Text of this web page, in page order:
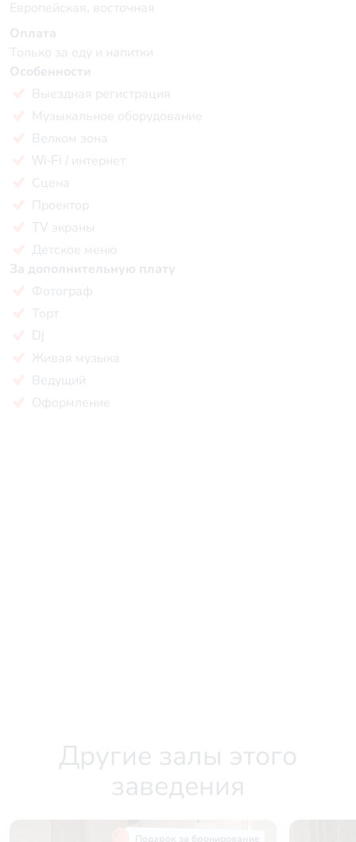
Европейская, восточная
Оплата
Только за еду и напитки
Особенности
Выездная регистрация
Музыкальное оборудование
Велком зона
Wi-Fi / интернет
Сцена
Проектор
TV экраны
Детское меню
За дополнительную плату
Фотограф
Торт
Dj
Живая музыка
Ведущий
Оформление
Другие залы этого
заведения